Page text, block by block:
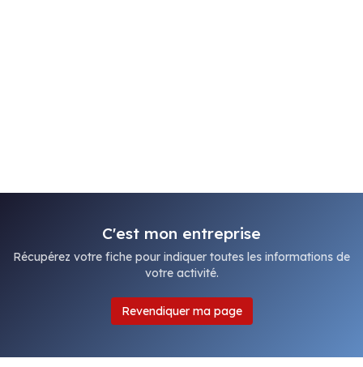
C'est mon entreprise
Récupérez votre fiche pour indiquer toutes les informations de
votre activité.
Revendiquer ma page